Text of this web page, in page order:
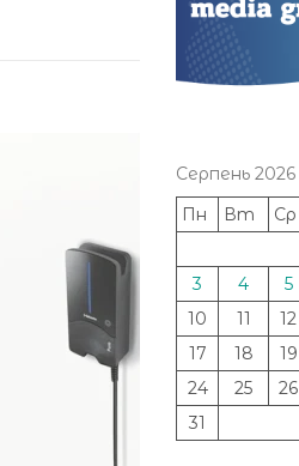
Серпень 2026
Пн
Вт Ср
3
4 5
10
11 12
17
18 19
24
25 26
31